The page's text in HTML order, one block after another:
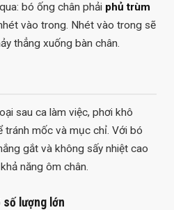
bó ống chân phải phủ trùm
vào trong. Nhét vào trong sẽ
thẳng xuống bàn chân.
sau ca làm việc, phơi khô
mốc và mục chỉ. Với bó
gắt và không sấy nhiệt cao
năng ôm chân.
số lượng lớn